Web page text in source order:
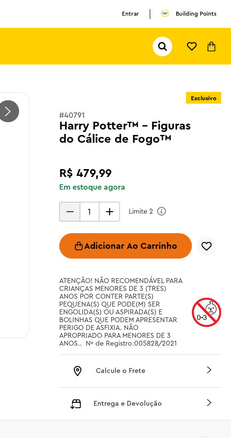
Entrar Building Points
Pesquisar...
Exclusivo
#40791
Harry Potter™ - Figuras
do Cálice de Fogo™
R$ 479,99
Em estoque agora
Limite 2
Adicionar Ao Carrinho
ATENÇÃO! NÃO RECOMENDÁVEL PARA
CRIANÇAS MENORES DE 3 (TRES)
ANOS POR CONTER PARTE(S)
PEQUENA(S) QUE PODE(M) SER
ENGOLIDA(S) OU ASPIRADA(S) E
BOLINHAS QUE PODEM APRESENTAR
PERIGO DE ASFIXIA. NÃO
APROPRIADO PARA MENORES DE 3
ANOS..  Nº de Registro:005828/2021
Calcule o Frete
Entrega e Devolução
ferrari